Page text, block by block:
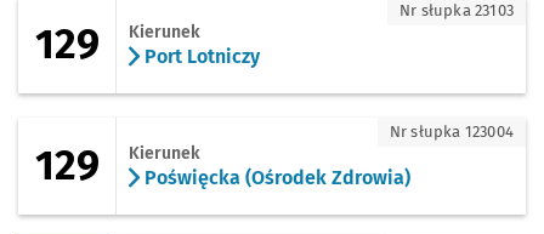
129 Kierunek
Port Lotniczy
Nr słupka 23103
129 - kierunek Poświęcka (Ośrodek
129 Kierunek
Poświęcka (Ośrodek Zdrowia)
Nr słupka 123004